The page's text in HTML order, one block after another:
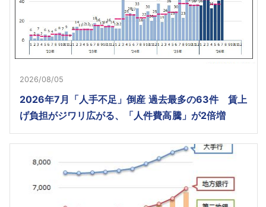
2026/08/05
2026年7月「人手不足」倒産 過去最多の63件 賃上
げ負担がジワリ広がる、「人件費高騰」が2倍増